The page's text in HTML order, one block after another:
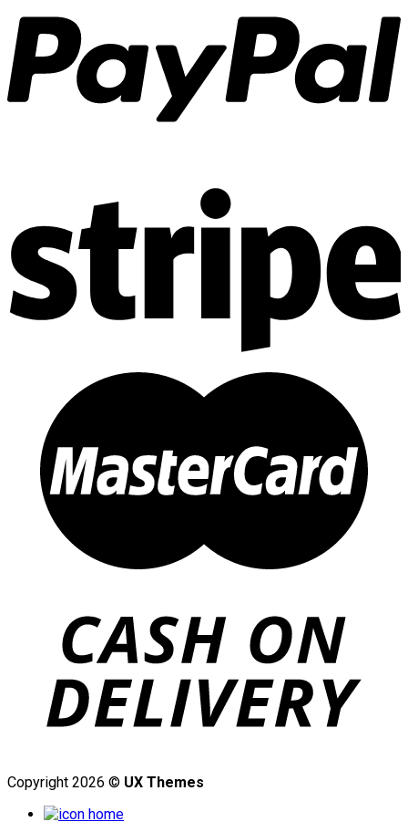
Copyright 2026 © UX Themes